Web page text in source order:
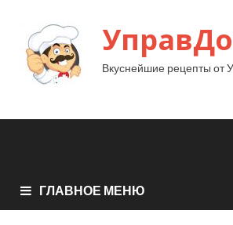
Вкуснейшие рецепты от
ГЛАВНОЕ МЕНЮ